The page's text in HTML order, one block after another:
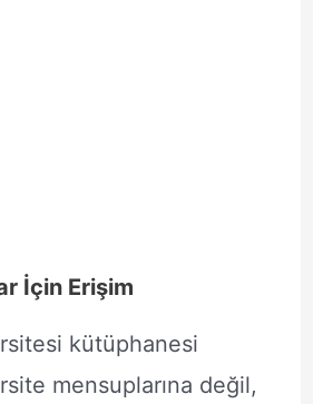
İçin Erişim
kütüphanesi
mensuplarına değil,